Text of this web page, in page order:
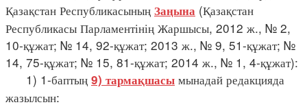
Қазақстан Республикасының Заңына (Қазақстан
Республикасы Парламентінің Жаршысы, 2012 ж., № 2,
10-құжат; № 14, 92-құжат; 2013 ж., № 9, 51-құжат; №
14, 75-құжат; № 15, 81-құжат; 2014 ж., № 1, 4-құжат):
1) 1-баптың 9) тармақшасы мынадай редакцияда
жазылсын: